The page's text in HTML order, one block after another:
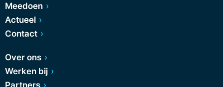
Meedoen
Actueel
Contact
Over ons
Werken bij
Partners